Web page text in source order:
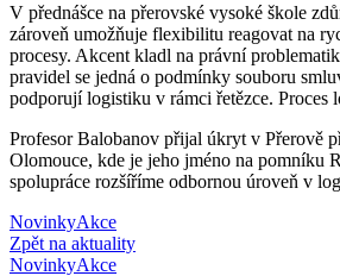
V přednášce na přerovské vysoké škole
zároveň umožňuje flexibilitu reagovat na
procesy. Akcent kladl na právní
pravidel se jedná o podmínky souboru
podporují logistiku v rámci řetězce. Proces
Profesor Balobanov přijal úkryt v Přerově
Olomouce, kde je jeho jméno na pomníku
spolupráce rozšíříme odbornou úroveň v
NovinkyAkce
Zpět na aktuality
NovinkyAkce